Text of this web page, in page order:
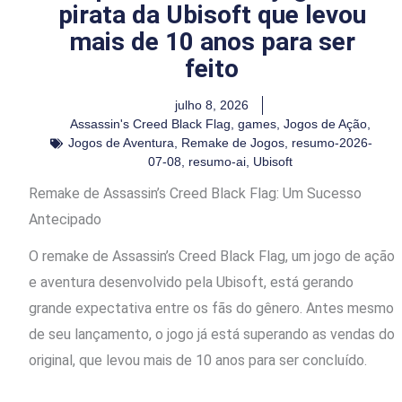
pirata da Ubisoft que levou
mais de 10 anos para ser
feito
julho 8, 2026
Assassin's Creed Black Flag, games, Jogos de Ação,
Jogos de Aventura, Remake de Jogos, resumo-2026-
07-08, resumo-ai, Ubisoft
Remake de Assassin’s Creed Black Flag: Um Sucesso
Antecipado
O remake de Assassin’s Creed Black Flag, um jogo de ação
e aventura desenvolvido pela Ubisoft, está gerando
grande expectativa entre os fãs do gênero. Antes mesmo
de seu lançamento, o jogo já está superando as vendas do
original, que levou mais de 10 anos para ser concluído.